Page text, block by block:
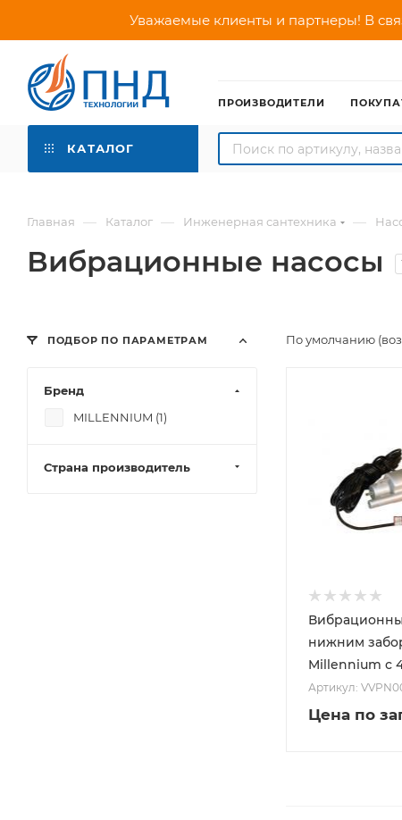
Уважаемые клиенты и партнеры! В
ПРОИЗВОДИТЕЛИ
КАТАЛОГ
Главная — Каталог — Инженерная сантехника —
Вибрационные насосы
По умолчанию
нижним
Millennium с
Артикул:
Цена по
ПОДБОР ПО ПАРАМЕТРАМ
Бренд
MILLENNIUM (1)
Страна производитель